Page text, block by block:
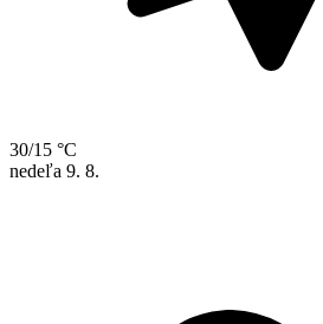
30/15 °C
nedeľa 9. 8.